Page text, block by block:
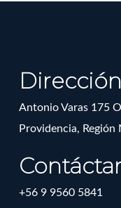
Dirección
Antonio Varas 175
Providencia,
+56 9 9560 5841